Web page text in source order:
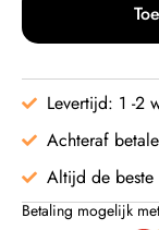
Levertijd: 1 -2
Achteraf
Altijd de beste
Betaling mogelijk